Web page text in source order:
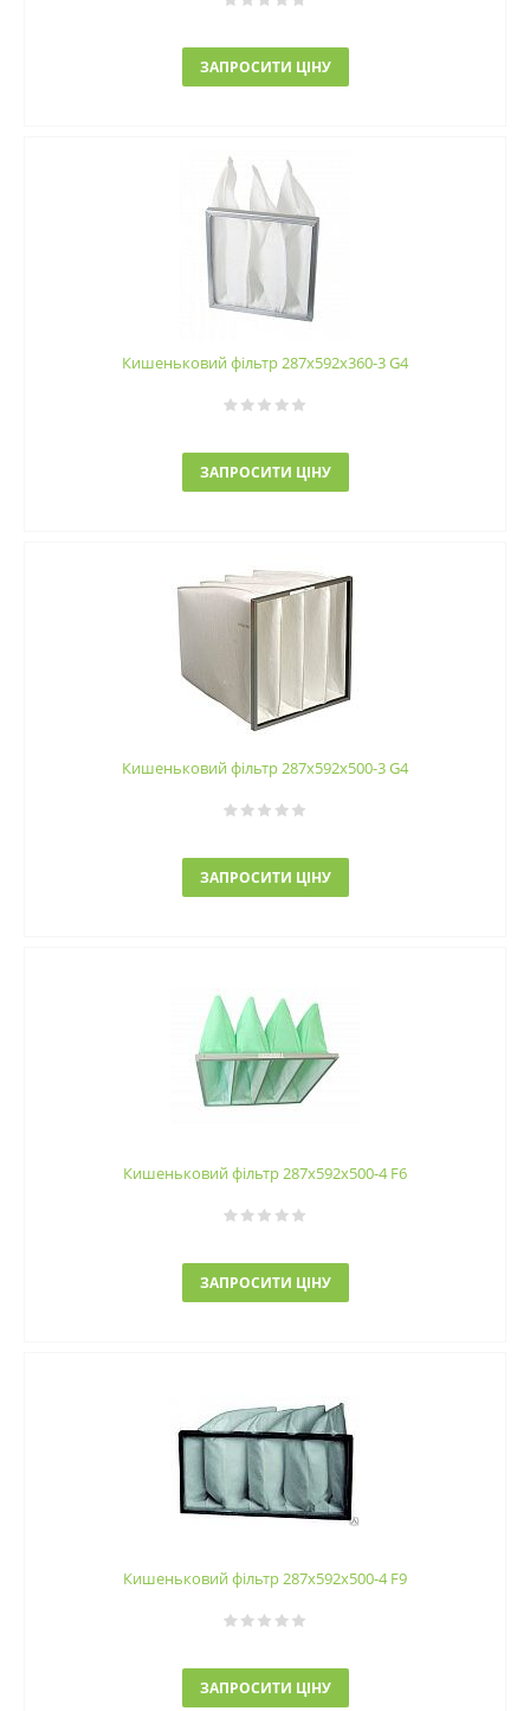
ЗАПРОСИТИ ЦІНУ
Кишеньковий фільтр 287х592х360-3 G4
ЗАПРОСИТИ ЦІНУ
Кишеньковий фільтр 287х592х500-3 G4
ЗАПРОСИТИ ЦІНУ
Кишеньковий фільтр 287х592х500-4 F6
ЗАПРОСИТИ ЦІНУ
Кишеньковий фільтр 287х592х500-4 F9
ЗАПРОСИТИ ЦІНУ